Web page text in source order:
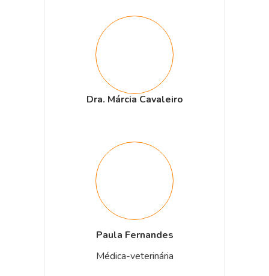
Dra. Márcia Cavaleiro
Paula Fernandes
Médica-veterinária